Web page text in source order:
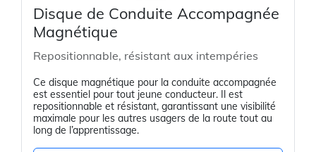
Disque de Conduite Accompagnée
Magnétique
Repositionnable, résistant aux intempéries
Ce disque magnétique pour la conduite accompagnée
est essentiel pour tout jeune conducteur. Il est
repositionnable et résistant, garantissant une visibilité
maximale pour les autres usagers de la route tout au
long de l’apprentissage.